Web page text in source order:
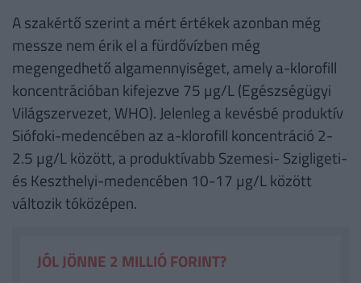
A szakértő szerint a mért értékek azonban még
messze nem érik el a fürdővízben még
megengedhető algamennyiséget, amely a-klorofill
koncentrációban kifejezve 75 µg/L (Egészségügyi
Világszervezet, WHO). Jelenleg a kevésbé produktív
Siófoki-medencében az a-klorofill koncentráció 2-
2.5 µg/L között, a produktívabb Szemesi- Szigligeti-
és Keszthelyi-medencében 10-17 µg/L között
változik tóközépen.
JÓL JÖNNE 2 MILLIÓ FORINT?